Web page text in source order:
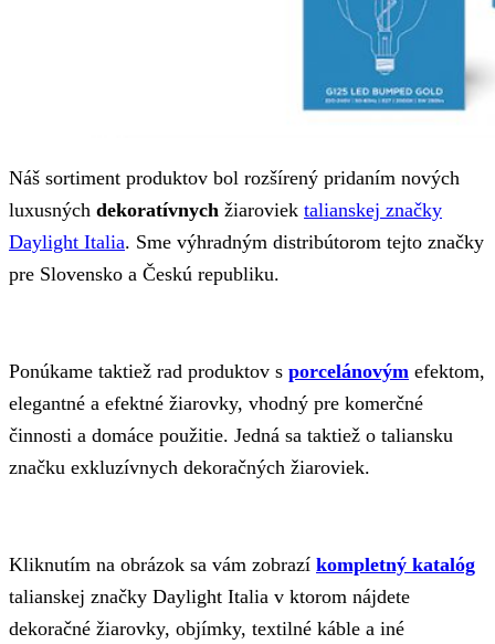
Náš sortiment produktov bol rozšírený pridaním nových
luxusných dekoratívnych žiaroviek talianskej značky
Daylight Italia. Sme výhradným distribútorom tejto značky
pre Slovensko a Českú republiku.
Ponúkame taktiež rad produktov s porcelánovým efektom,
elegantné a efektné žiarovky, vhodný pre komerčné
činnosti a domáce použitie. Jedná sa taktiež o taliansku
značku exkluzívnych dekoračných žiaroviek.
Kliknutím na obrázok sa vám zobrazí kompletný katalóg
talianskej značky Daylight Italia v ktorom nájdete
dekoračné žiarovky, objímky, textilné káble a iné